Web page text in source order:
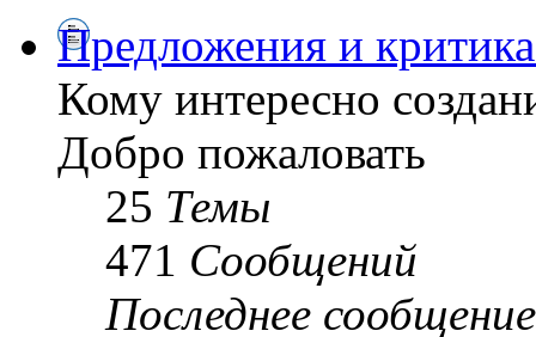
Предложения и
Кому интересно
Добро пожаловать
25 Темы
471 Сообщений
Последнее сообщение